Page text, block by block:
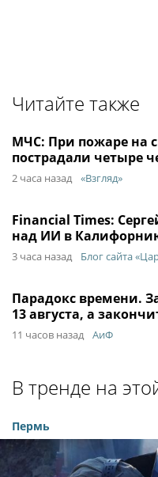
Читайте также
МЧС: При пожаре на
пострадали четыре
2 часа назад «Взгляд»
Financial Times:
над ИИ в
3 часа назад Блог сайта
Парадокс времени.
13 августа, а
11 часов назад АиФ
В тренде на
Пермь